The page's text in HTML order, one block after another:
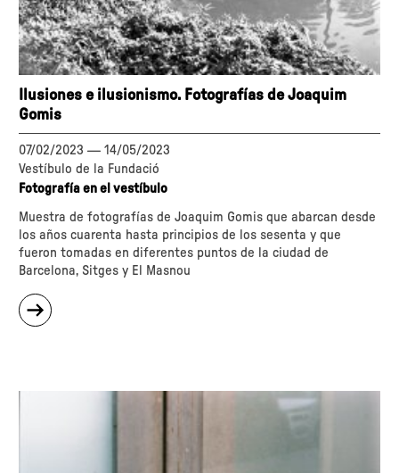
Ilusiones e ilusionismo. Fotografías de Joaquim
Gomis
07/02/2023 —14/05/2023
Vestíbulo de la Fundació
Fotografía en el vestíbulo
Muestra de fotografías de Joaquim Gomis que abarcan desde
los años cuarenta hasta principios de los sesenta y que
fueron tomadas en diferentes puntos de la ciudad de
Barcelona, Sitges y El Masnou